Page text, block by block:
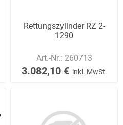
Rettungszylinder RZ 2-
1290
Art.-Nr.: 260713
3.082,10 € inkl. MwSt.